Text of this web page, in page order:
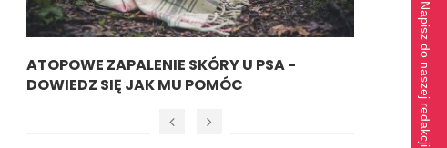
ATOPOWE ZAPALENIE SKÓRY U PSA -
DOWIEDZ SIĘ JAK MU POMÓC
Napisz do naszej redakcji